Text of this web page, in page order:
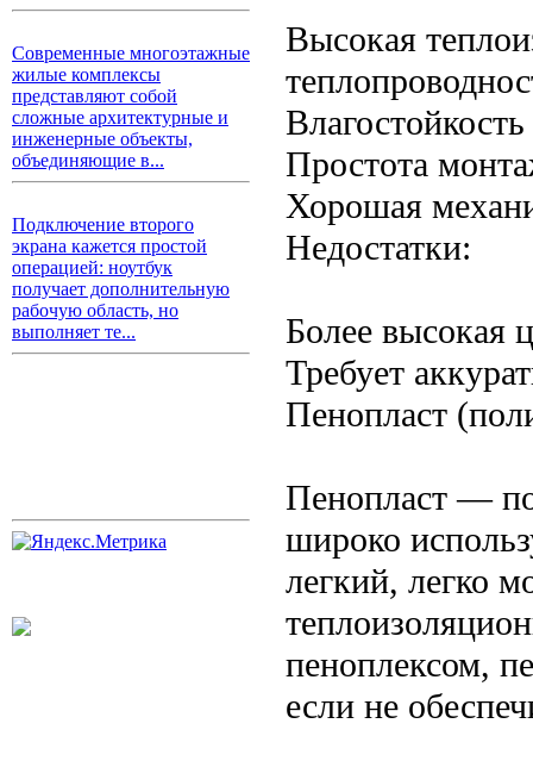
Современные многоэтажные
жилые комплексы
представляют собой
сложные архитектурные и
инженерные объекты,
объединяющие в...
Подключение второго
экрана кажется простой
операцией: ноутбук
получает дополнительную
рабочую область, но
выполняет те...
Высокая
Простота
Хорошая
Недостатки:
Более высокая
Требует
Пенопласт
Пенопласт —
широко
легкий, легко
пеноплексом,
если не